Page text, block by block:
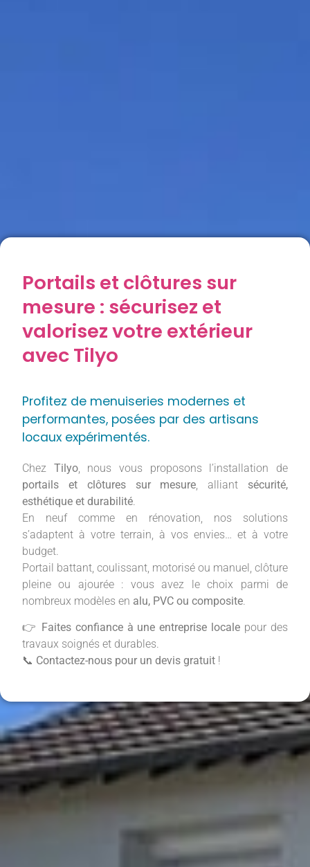
Portails et clôtures sur
mesure : sécurisez et
valorisez votre extérieur
avec Tilyo
Profitez de menuiseries modernes et
performantes, posées par des artisans
locaux expérimentés.
Chez Tilyo, nous vous proposons l’installation de
portails et clôtures sur mesure, alliant sécurité,
esthétique et durabilité.
En neuf comme en rénovation, nos solutions
s’adaptent à votre terrain, à vos envies… et à votre
budget.
Portail battant, coulissant, motorisé ou manuel, clôture
pleine ou ajourée : vous avez le choix parmi de
nombreux modèles en alu, PVC ou composite.
👉 Faites confiance à une entreprise locale pour des
travaux soignés et durables.
📞 Contactez-nous pour un devis gratuit !